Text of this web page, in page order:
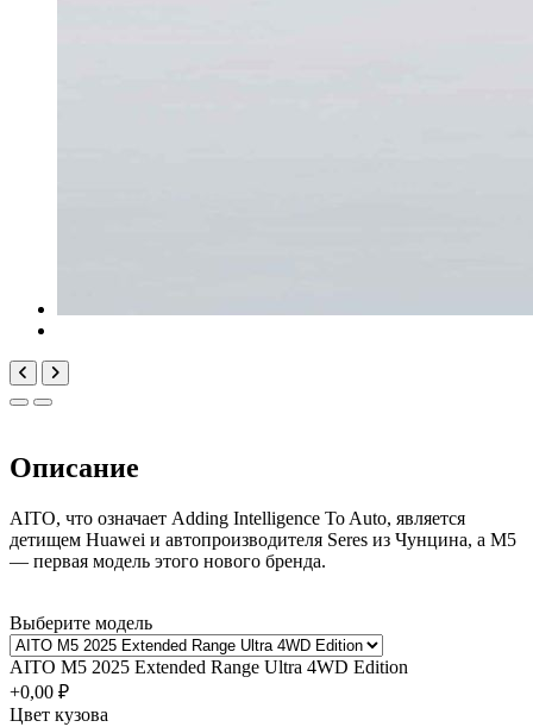
Описание
AITO, что означает Adding Intelligence To Auto, является
детищем Huawei и автопроизводителя Seres из Чунцина, а M5
— первая модель этого нового бренда.
Выберите модель
AITO M5 2025 Extended Range Ultra 4WD Edition
+0,00 ₽
Цвет кузова